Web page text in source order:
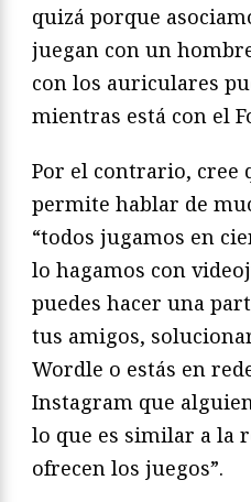
quizá porque
juegan con un
con los auriculares
mientras está con el
Por el contrario, cree
permite hablar de
“todos jugamos en
lo hagamos con
puedes hacer una
tus amigos,
Wordle o estás en
Instagram que
lo que es similar a la
ofrecen los juegos”.